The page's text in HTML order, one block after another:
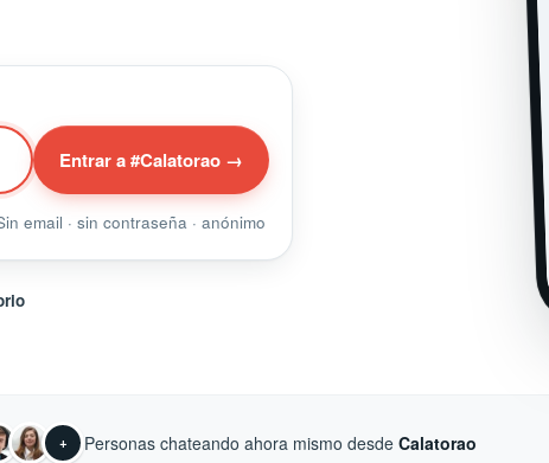
Entrar a #Calatorao →
email · sin contraseña · anónimo
+ Personas chateando ahora mismo desdeCalatorao